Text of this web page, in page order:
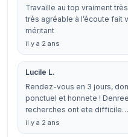
Travaille au top vraiment
très agréable à l’écoute fait
méritant
il y a 2 ans
Lucile L.
Rendez-vous en 3 jours,
ponctuel et honnete !
recherches ont ete difficile…
il y a 2 ans